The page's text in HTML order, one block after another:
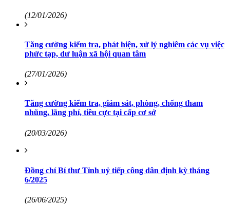
(12/01/2026)
Tăng cường kiểm tra, phát hiện, xử lý nghiêm các vụ việc
phức tạp, dư luận xã hội quan tâm
(27/01/2026)
Tăng cường kiểm tra, giám sát, phòng, chống tham
nhũng, lãng phí, tiêu cực tại cấp cơ sở
(20/03/2026)
Đồng chí Bí thư Tỉnh uỷ tiếp công dân định kỳ tháng
6/2025
(26/06/2025)